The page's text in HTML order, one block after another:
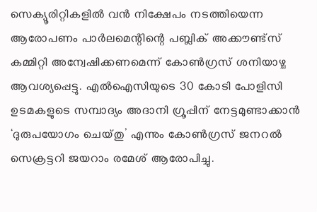
സെക്യൂരിറ്റികളിൽ വൻ നിക്ഷേപം നടത്തിയെന്ന
ആരോപണം പാർലമെന്റിന്റെ പബ്ലിക് അക്കൗണ്ട്‌സ്
കമ്മിറ്റി അന്വേഷിക്കണമെന്ന് കോൺഗ്രസ് ശനിയാഴ്ച
ആവശ്യപ്പെട്ടു. എൽഐസിയുടെ 30 കോടി പോളിസി
ഉടമകളുടെ സമ്പാദ്യം അദാനി ഗ്രൂപ്പിന് നേട്ടമുണ്ടാക്കാൻ
‘ദുരുപയോഗം ചെയ്തു’ എന്നും കോൺഗ്രസ് ജനറൽ
സെക്രട്ടറി ജയറാം രമേശ് ആരോപിച്ചു.